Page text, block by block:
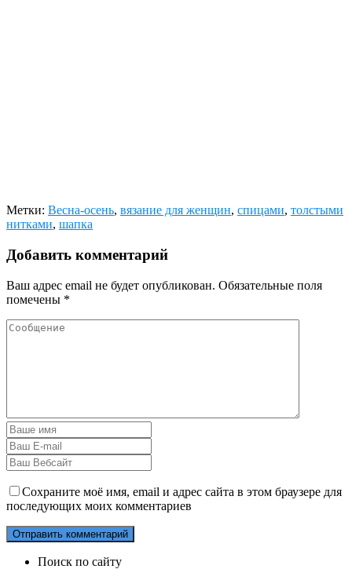
Метки: Весна-осень, вязание для женщин, спицами, толстыми
нитками, шапка
Добавить комментарий
Ваш адрес email не будет опубликован. Обязательные поля
помечены *
Сохраните моё имя, email и адрес сайта в этом браузере для
последующих моих комментариев
Поиск по сайту